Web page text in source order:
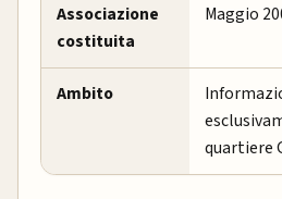
Associazione
costituita
Maggio
Ambito
quartiere